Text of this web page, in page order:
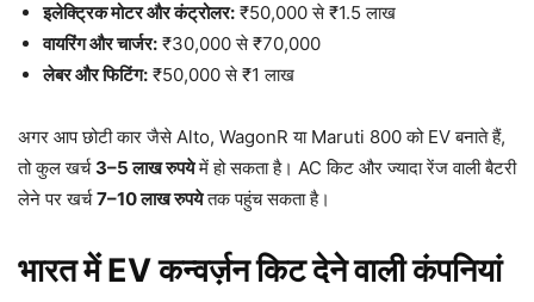
इलेक्ट्रिक मोटर और कंट्रोलर: ₹50,000 से ₹1.5 लाख
वायरिंग और चार्जर: ₹30,000 से ₹70,000
लेबर और फिटिंग: ₹50,000 से ₹1 लाख
अगर आप छोटी कार जैसे Alto, WagonR या Maruti 800 को EV बनाते हैं,
तो कुल खर्च 3–5 लाख रुपयेमें हो सकता है। AC किट और ज्यादा रेंज वाली बैटरी
लेने पर खर्च7–10 लाख रुपयेतक पहुंच सकता है।
भारत में EV कन्वर्ज़न किट देने वाली कंपनियां